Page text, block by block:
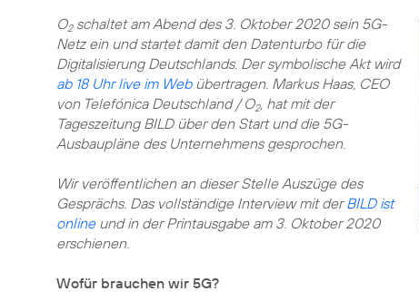
O2schaltet am Abend des 3. Oktober 2020 sein 5G-
Netz ein und startet damit den Datenturbo für die
Digitalisierung Deutschlands. Der symbolische Akt wird
ab 18 Uhr live im Webübertragen. Markus Haas, CEO
von Telefónica Deutschland / O2, hat mit der
Tageszeitung BILD über den Start und die 5G-
Ausbaupläne des Unternehmens gesprochen.
Wir veröffentlichen an dieser Stelle Auszüge des
Gesprächs. Das vollständige Interview mit derBILD ist
onlineund in der Printausgabe am 3. Oktober 2020
erschienen.
Wofür brauchen wir 5G?